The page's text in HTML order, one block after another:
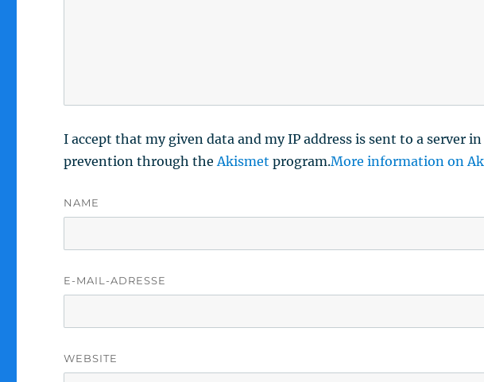
I accept that my given data and my IP address is sent to a server
prevention through theAkismet program.More information on
NAME
E-MAIL-ADRESSE
WEBSITE